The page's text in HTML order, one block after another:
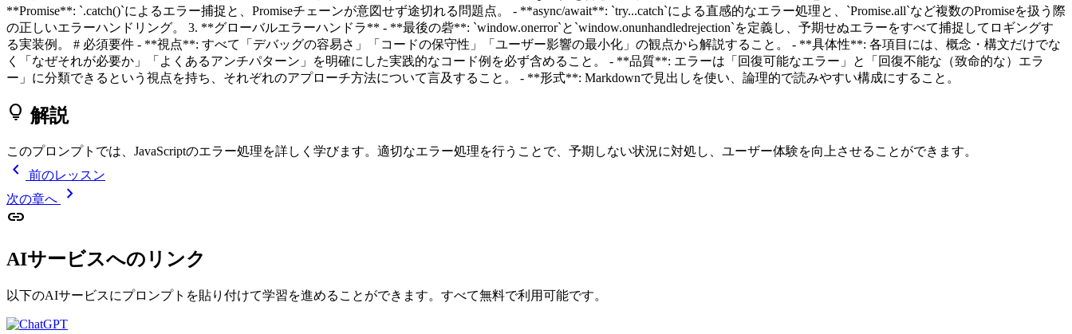
**Promise**: `.catch()`によるエラー捕捉と、Promiseチェーンが意図せず途切れる問題点。 - **async/await**: `try...catch`による直感的なエラー処理と、`Promise.all`など複数のPromiseを扱う際
の正しいエラーハンドリング。 3. **グローバルエラーハンドラ** - **最後の砦**: `window.onerror`と`window.onunhandledrejection`を定義し、予期せぬエラーをすべて捕捉してロギングす
る実装例。 # 必須要件 - **視点**: すべて「デバッグの容易さ」「コードの保守性」「ユーザー影響の最小化」の観点から解説すること。 - **具体性**: 各項目には、概念・構文だけでな
く「なぜそれが必要か」「よくあるアンチパターン」を明確にした実践的なコード例を必ず含めること。 - **品質**: エラーは「回復可能なエラー」と「回復不能な（致命的な）エラ
ー」に分類できるという視点を持ち、それぞれのアプローチ方法について言及すること。 - **形式**: Markdownで見出しを使い、論理的で読みやすい構成にすること。
lightbulb 解説
このプロンプトでは、JavaScriptのエラー処理を詳しく学びます。適切なエラー処理を行うことで、予期しない状況に対処し、ユーザー体験を向上させることができます。
chevron_left
前のレッスン
次の章へ
chevron_right
link
AIサービスへのリンク
以下のAIサービスにプロンプトを貼り付けて学習を進めることができます。すべて無料で利用可能です。